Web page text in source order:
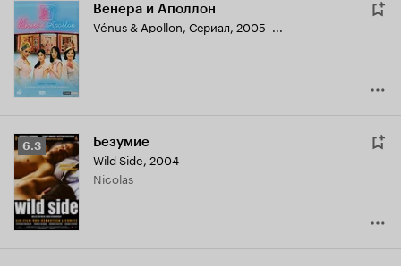
Венера и Аполлон
Vénus & Apollon, Сериал, 2005–...
Рейтинг
Кинопоиска
6.3
6.3 Безумие
Wild Side, 2004
Nicolas